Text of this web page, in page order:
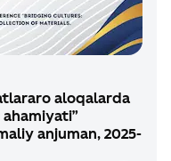
aloqalarda
anjuman, 2025-